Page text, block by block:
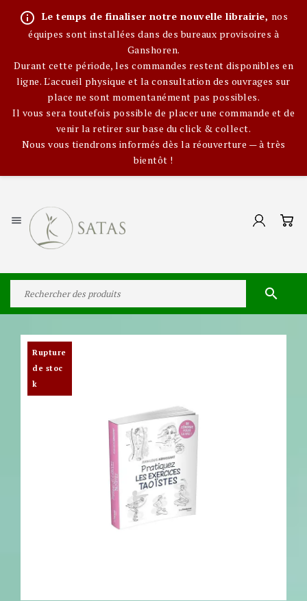
info_outline Le temps de finaliser notre nouvelle librairie, nos
équipes sont installées dans des bureaux provisoires à
Ganshoren.
Durant cette période, les commandes restent disponibles en
ligne. L'accueil physique et la consultation des ouvrages sur
place ne sont momentanément pas possibles.
Il vous sera toutefois possible de placer une commande et de
venir la retirer sur base du click & collect.
Nous vous tiendrons informés dès la réouverture — à très
bientôt !


Rupture
de stoc
k